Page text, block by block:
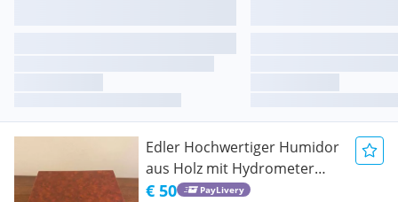
Edler Hochwertiger Humidor
aus Holz mit Hydrometer
und Luftbefeuchter
€ 50 PayLivery